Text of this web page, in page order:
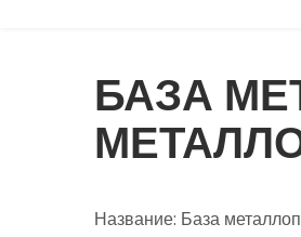
БАЗА
Название: База